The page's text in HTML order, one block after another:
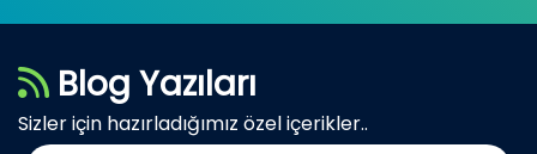
Blog Yazıları
Sizler için hazırladığımız özel içerikler..